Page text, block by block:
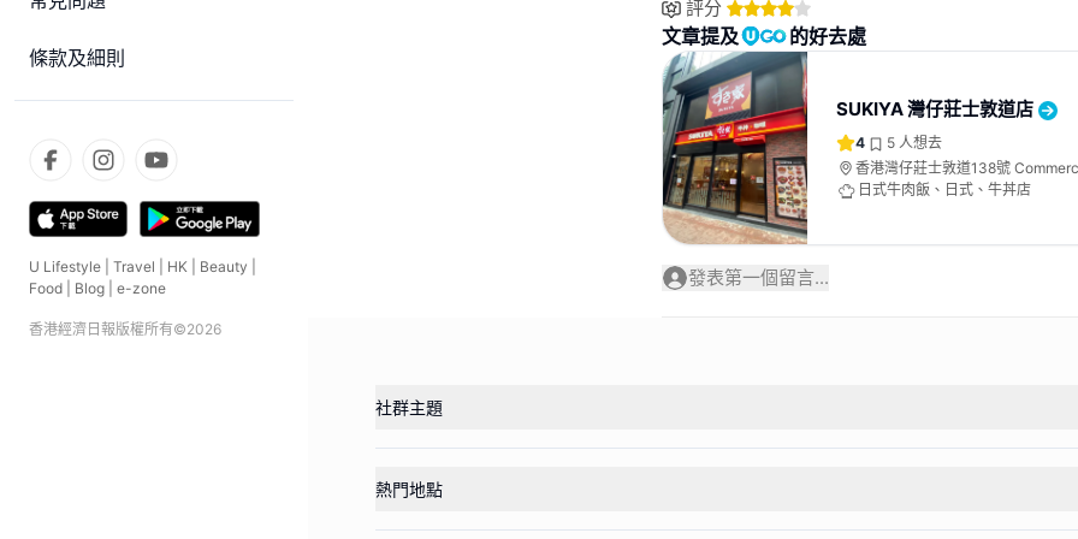
條款及細則
U Lifestyle Travel HK Beauty
Food
Blog e-zone
香港經濟日報版權所有©2026
評分
文章提及 的好去處
SUKIYA 灣仔莊士敦道店
4 5 人想去
香港灣仔莊士敦道138號
1-2號舖
日式牛肉飯、日式、牛丼店
發表第一個留言...
社群主題
熱門地點